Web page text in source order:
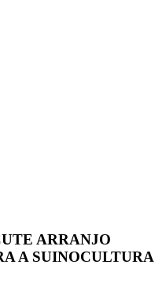
ARRANJO
A SUINOCULTURA